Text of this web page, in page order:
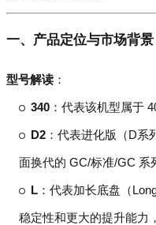
一、产品定位与市场背景
型号解读 ：
340 ：代表该机型属于
D2 ：代表进化版（D系
面换代的 GC/标准/GC 系
L ：代表加长底盘（
稳定性和更大的提升能力